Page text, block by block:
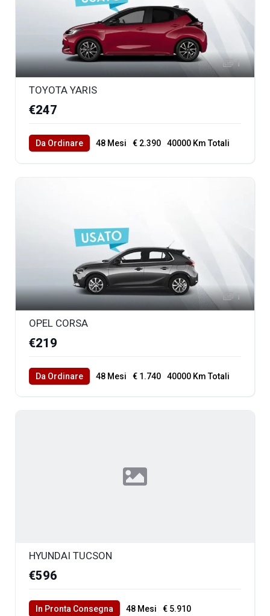
1
TOYOTA YARIS
€247
Da Ordinare 48 Mesi € 2.390 40000 Km Totali
1
OPEL CORSA
€219
Da Ordinare 48 Mesi € 1.740 40000 Km Totali
HYUNDAI TUCSON
€596
In Pronta Consegna 48 Mesi
€ 5.910